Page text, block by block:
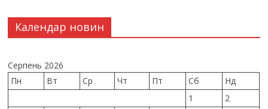
Календар новин
Серпень 2026
Пн
Вт Ср Чт Пт Сб
Нд
1
2